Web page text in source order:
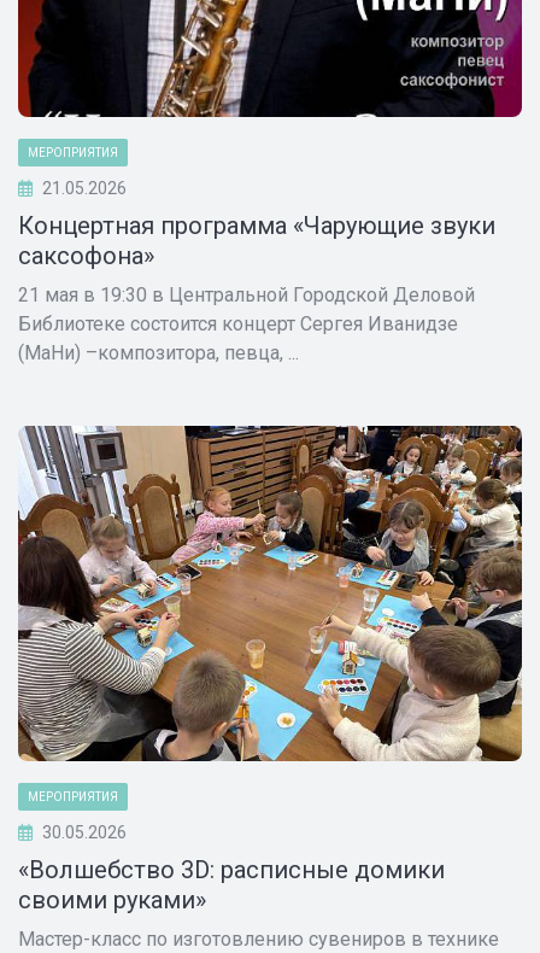
МЕРОПРИЯТИЯ
21.05.2026
Концертная программа «Чарующие звуки
саксофона»
21 мая в 19:30 в Центральной Городской Деловой
Библиотеке состоится концерт Сергея Иванидзе
(МаНи) –композитора, певца, ...
МЕРОПРИЯТИЯ
30.05.2026
«Волшебство 3D: расписные домики
своими руками»
Мастер-класс по изготовлению сувениров в технике